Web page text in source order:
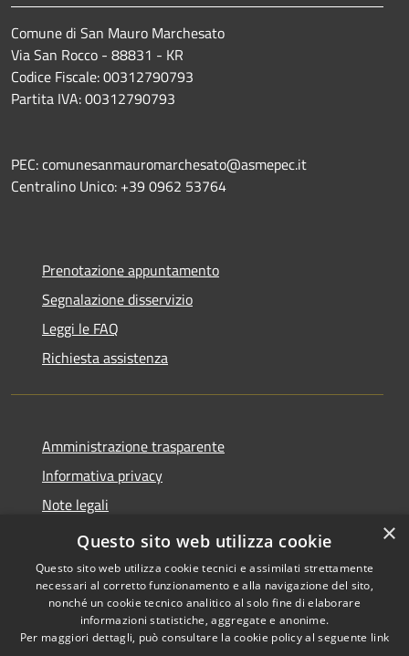
Comune di San Mauro Marchesato
Via San Rocco - 88831 - KR
Codice Fiscale: 00312790793
Partita IVA: 00312790793
PEC: comunesanmauromarchesato@asmepec.it
Centralino Unico: +39 0962 53764
Prenotazione appuntamento
Segnalazione disservizio
Leggi le FAQ
Richiesta assistenza
Amministrazione trasparente
Informativa privacy
Note legali
Dichiarazione di accessibilità
Accessibilità
Copyright © 2026 • Comune di
San Mauro Marchesato •
×
Questo sito web utilizza cookie
Questo sito web utilizza cookie tecnici e assimilati strettamente
necessari al corretto funzionamento e alla navigazione del sito,
nonché un cookie tecnico analitico al solo fine di elaborare
informazioni statistiche, aggregate e anonime.
Per maggiori dettagli, può consultare la cookie policy al seguente link